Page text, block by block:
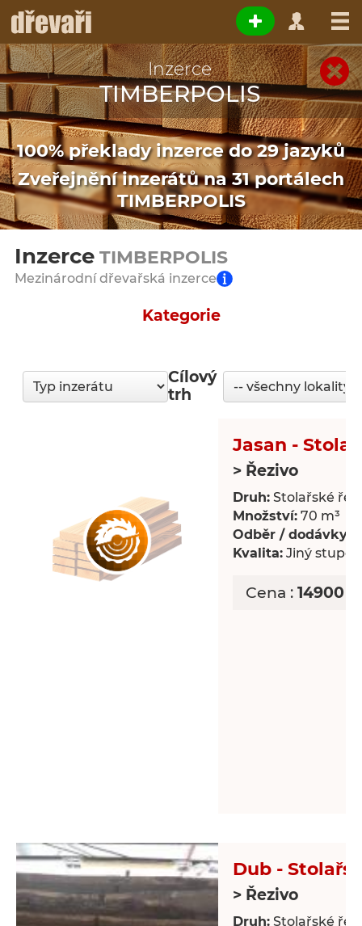
Inzerce
TIMBERPOLIS
100% překlady inzerce do 29 jazyků
Zveřejnění inzerátů na 31 portálech
TIMBERPOLIS
Inzerce TIMBERPOLIS
Mezinárodní dřevařská inzerce
Kategorie
Cílový
trh
Jasan -
> Řezivo
Druh: Stolařské
Množství: 70 m³
Odběr / dodávky:
Kvalita: Jiný
Cena : 14900
Dub -
> Řezivo
Druh: Stolařské